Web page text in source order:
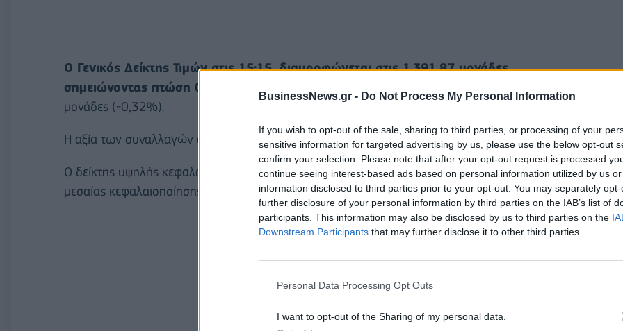
BusinessNews.gr - Do Not Process My Personal Information
If you wish to opt-out of the sale, sharing to third parties, or processing of your
sensitive information for targeted advertising by us, please use the below opt-out
confirm your selection. Please note that after your opt-out request is processed
continue seeing interest-based ads based on personal information utilized by us
information disclosed to third parties prior to your opt-out. You may separately
further disclosure of your personal information by third parties on the IAB’s list of
participants. This information may also be disclosed by us to third parties on the
Downstream Participants that may further disclose it to other third parties.
Personal Data Processing Opt Outs
I want to opt-out of the Sharing of my personal data.
O Γενικός Δείκτης Τιμών στις 15:15, διαμορφώνεται στις 1.391,87 μονάδες
σημειώνοντας πτώση 0,16%.
μονάδες (-0,32%).
Η αξία των συναλλαγών ανέρχεται στα 53,36 εκατ. ευρώ.
Ο δείκτης υψηλής κεφαλαιοποίησης σημειώνει πτώση σε ποσοστό 0,26%, ενώ ο δείκτης της
μεσαίας κεφαλαιοποίησης υποχωρεί σε ποσοστό 0,20%.